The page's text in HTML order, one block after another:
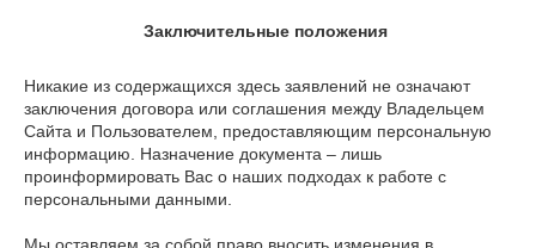
Заключительные положения
Никакие из содержащихся здесь заявлений не означают
заключения договора или соглашения между Владельцем
Сайта и Пользователем, предоставляющим персональную
информацию. Назначение документа – лишь
проинформировать Вас о наших подходах к работе с
персональными данными.